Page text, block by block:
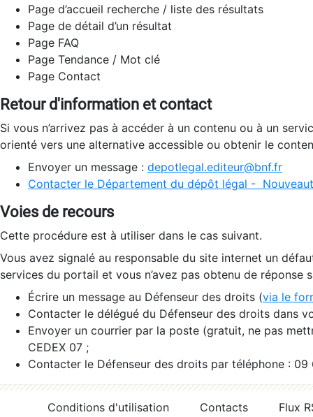
Page d’accueil recherche / liste des résultats
Page de détail d’un résultat
Page FAQ
Page Tendance / Mot clé
Page Contact
Retour d'information et contact
Si vous n’arrivez pas à accéder à un contenu ou à un
orienté vers une alternative accessible ou obtenir le
Envoyer un message : depotlegal.editeur@bnf.fr
Contacter le Département du dépôt légal -
Voies de recours
Cette procédure est à utiliser dans le cas suivant.
Vous avez signalé au responsable du site internet un
services du portail et vous n’avez pas obtenu de réponse
Écrire un message au Défenseur des droits (via le
Contacter le délégué du Défenseur des droits dans
Envoyer un courrier par la poste (gratuit, ne pas
CEDEX 07 ;
Contacter le Défenseur des droits par téléphone :
Conditions d'utilisation Contacts
Flux